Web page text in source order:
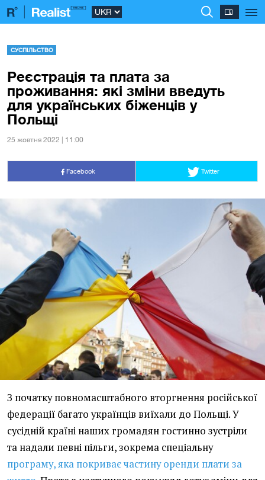
СУСПІЛЬСТВО
Реєстрація та плата за
проживання: які зміни введуть
для українських біженців у
Польщі
25 жовтня 2022 | 11:00
Facebook Twitter
З початку повномасштабного вторгнення російської
федерації багато українців виїхали до Польщі. У
сусідній країні наших громадян гостинно зустріли
та надали певні пільги, зокрема спеціальну
програму, яка покриває частину оренди плати за